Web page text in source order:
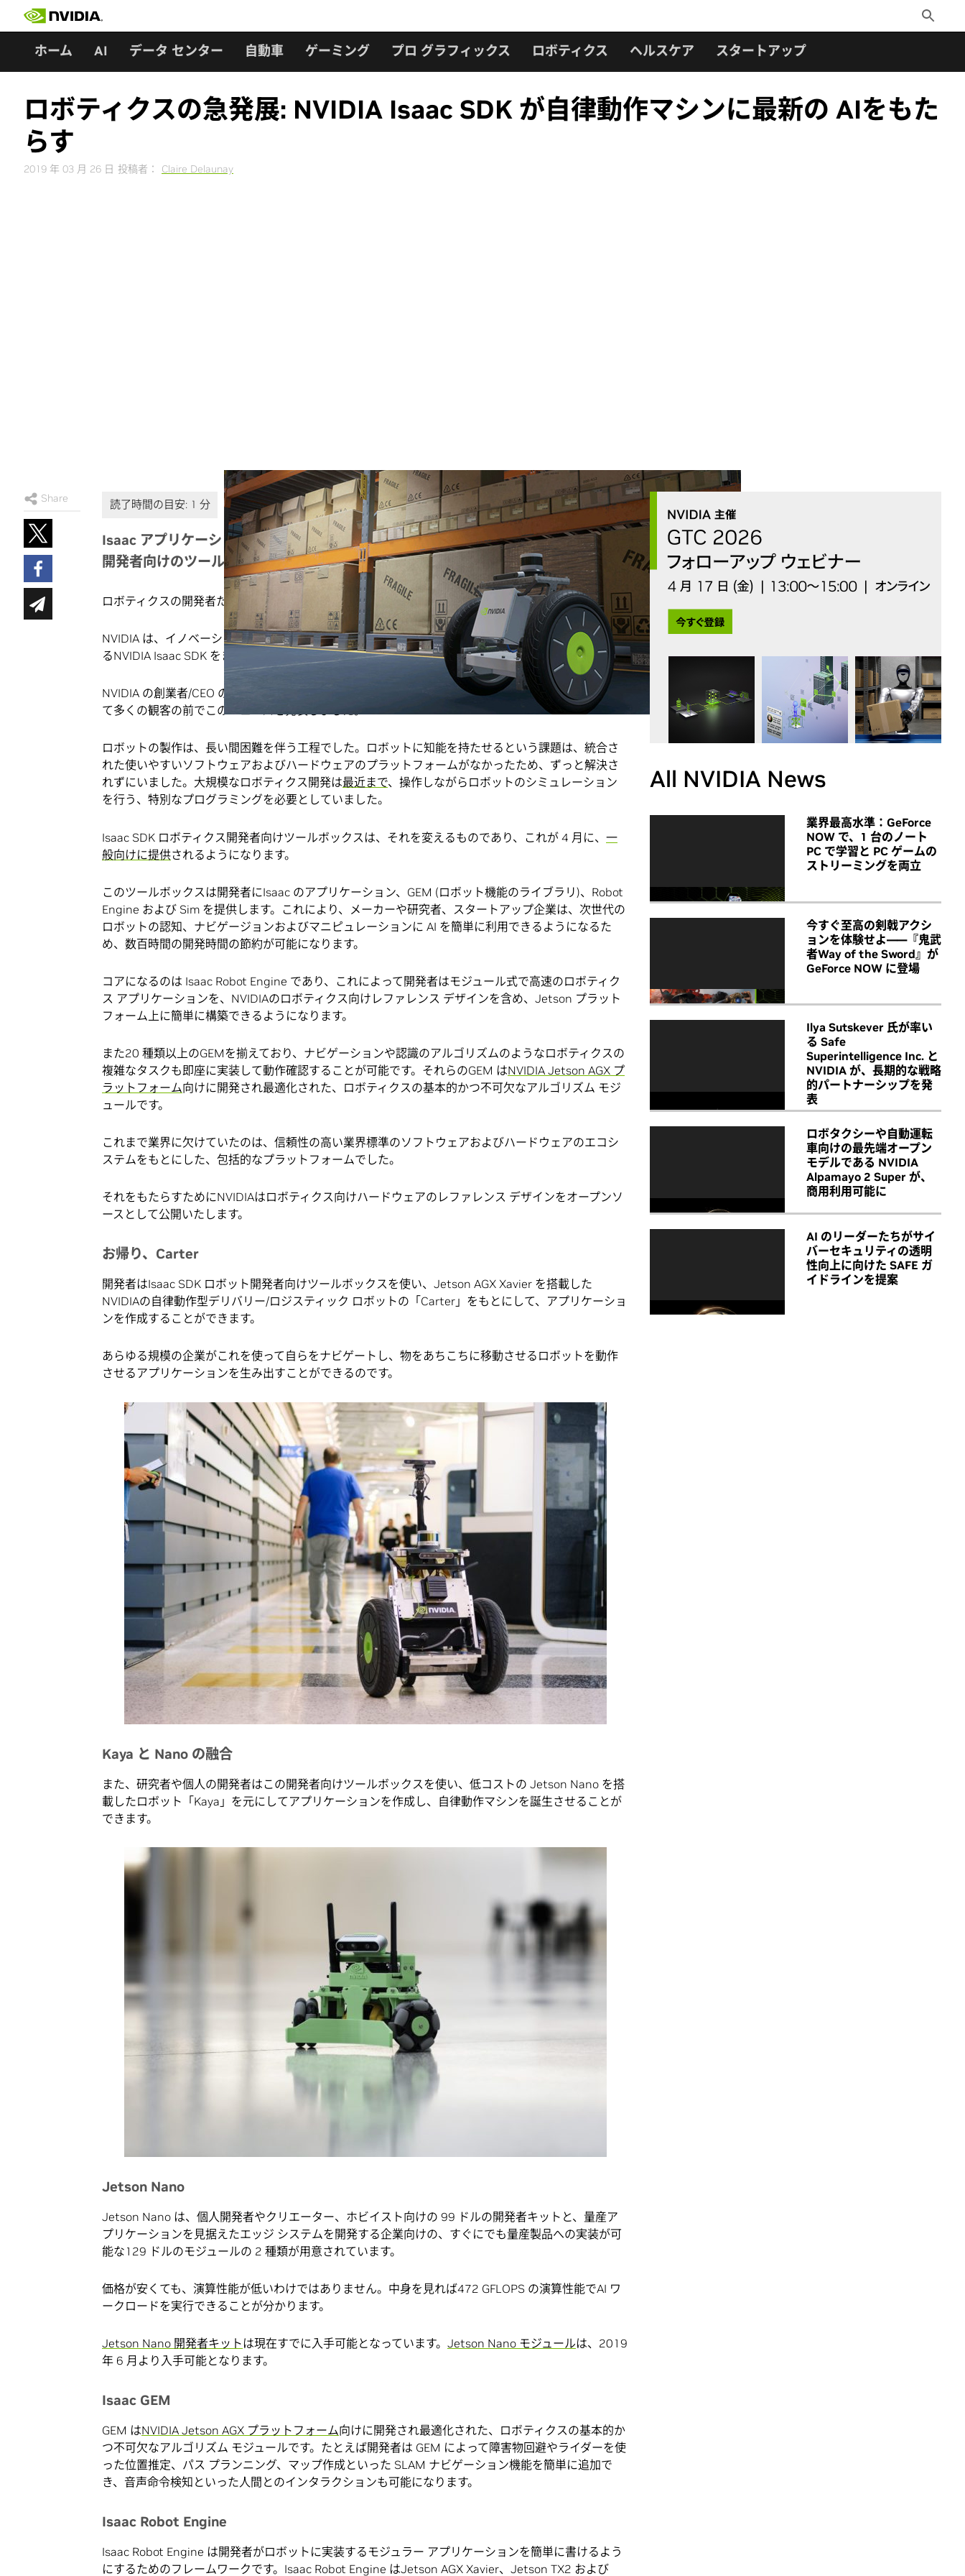
Toggle
Search
ホーム AI データ センター 自動車 ゲーミング プロ グラフィックス ロボティクス ヘルスケア スタートアップ
ロボティクスの急発展: NVIDIA Isaac SDK が自律動作マシンに最新の AIをもた
らす
2019 年 03 月 26 日 投稿者： Claire Delaunay
Share
Isaac アプリケーション、GEM、Robot Engine および Sim といった、ロボティクス
開発者向けのツールボックスを一般向けに広く提供開始
ロボティクスの開発者たちによる、未来の自律動作マシンの開発競争が始まっています。
NVIDIA は、イノベーションと開発を加速させる、無料のロボティクス開発者向けツールボックスであ
るNVIDIA Isaac SDK をまもなく一般向けに提供することで、開発者たちの努力を後押しします。
NVIDIA の創業者/CEO のジェンスン フアン (Jensen Huang) は、 GPU Technology Conference におい
て多くの観客の前でこのニュースを発表しました。
ロボットの製作は、長い間困難を伴う工程でした。ロボットに知能を持たせるという課題は、統合さ
れた使いやすいソフトウェアおよびハードウェアのプラットフォームがなかったため、ずっと解決さ
れずにいました。大規模なロボティクス開発は最近まで、操作しながらロボットのシミュレーション
を行う、特別なプログラミングを必要としていました。
Isaac SDK ロボティクス開発者向けツールボックスは、それを変えるものであり、これが 4 月に、 一
般向けに提供されるようになります。
このツールボックスは開発者にIsaac のアプリケーション、GEM (ロボット機能のライブラリ)、Robot
Engine および Sim を提供します。これにより、メーカーや研究者、スタートアップ企業は、次世代の
ロボットの認知、ナビゲージョンおよびマニピュレーションに AI を簡単に利用できるようになるた
め、数百時間の開発時間の節約が可能になります。
コアになるのは Isaac Robot Engine であり、これによって開発者はモジュール式で高速のロボティク
ス アプリケーションを、NVIDIAのロボティクス向けレファレンス デザインを含め、Jetson プラット
フォーム上に簡単に構築できるようになります。
また20 種類以上のGEMを揃えており、ナビゲーションや認識のアルゴリズムのようなロボティクスの
複雑なタスクも即座に実装して動作確認することが可能です。それらのGEM はNVIDIA Jetson AGX プ
ラットフォーム向けに開発され最適化された、ロボティクスの基本的かつ不可欠なアルゴリズム モジ
ュールです。
これまで業界に欠けていたのは、信頼性の高い業界標準のソフトウェアおよびハードウェアのエコシ
ステムをもとにした、包括的なプラットフォームでした。
それをもたらすためにNVIDIAはロボティクス向けハードウェアのレファレンス デザインをオープンソ
ースとして公開いたします。
お帰り、Carter
開発者はIsaac SDK ロボット開発者向けツールボックスを使い、Jetson AGX Xavier を搭載した
NVIDIAの自律動作型デリバリー/ロジスティック ロボットの「Carter」をもとにして、アプリケーショ
ンを作成することができます。
あらゆる規模の企業がこれを使って自らをナビゲートし、物をあちこちに移動させるロボットを動作
させるアプリケーションを生み出すことができるのです。
Kaya と Nano の融合
また、研究者や個人の開発者はこの開発者向けツールボックスを使い、低コストの Jetson Nano を搭
載したロボット「Kaya」を元にしてアプリケーションを作成し、自律動作マシンを誕生させることが
できます。
Jetson Nano
Jetson Nano は、個人開発者やクリエーター、ホビイスト向けの 99 ドルの開発者キットと、量産ア
プリケーションを見据えたエッジ システムを開発する企業向けの、すぐにでも量産製品への実装が可
能な129 ドルのモジュールの 2 種類が用意されています。
価格が安くても、演算性能が低いわけではありません。中身を見れば472 GFLOPS の演算性能でAI ワ
ークロードを実行できることが分かります。
Jetson Nano 開発者キット は現在すでに入手可能となっています。 Jetson Nano モジュールは、2019
年 6 月より入手可能となります。
Isaac GEM
GEM はNVIDIA Jetson AGX プラットフォーム向けに開発され最適化された、ロボティクスの基本的か
つ不可欠なアルゴリズム モジュールです。たとえば開発者は GEM によって障害物回避やライダーを使
った位置推定、パス プランニング、マップ作成といった SLAM ナビゲーション機能を簡単に追加で
き、音声命令検知といった人間とのインタラクションも可能になります。
Isaac Robot Engine
Isaac Robot Engine は開発者がロボットに実装するモジュラー アプリケーションを簡単に書けるよう
にするためのフレームワークです。Isaac Robot Engine はJetson AGX Xavier、Jetson TX2 および
All NVIDIA News
業界最高水準：GeForce
NOW で、1 台のノート
PC で学習と PC ゲームの
ストリーミングを両立
今すぐ至高の剣戟アクシ
ョンを体験せよ――『鬼武
者Way of the Sword』が
GeForce NOW に登場
Ilya Sutskever 氏が率い
る Safe
Superintelligence Inc. と
NVIDIA が、長期的な戦略
的パートナーシップを発
表
ロボタクシーや自動運転
車向けの最先端オープン
モデルである NVIDIA
Alpamayo 2 Super が、
商用利用可能に
AI のリーダーたちがサイ
バーセキュリティの透明
性向上に向けた SAFE ガ
イドラインを提案